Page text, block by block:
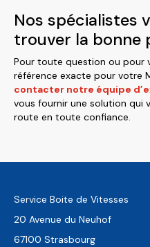
Nos spécialistes
trouver la bonne
Pour toute question ou pour
référence exacte pour votre
contacter notre équipe
vous fournir une solution qui
route en toute confiance.
Service Boite de Vitesses
20 Avenue du Neuhof
67100 Strasbourg